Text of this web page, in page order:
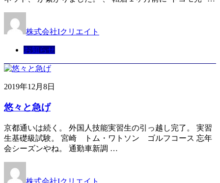
株式会社Iクリエイト
お知らせ
2019年12月8日
悠々と急げ
京都通いは続く。 外国人技能実習生の引っ越し完了。 実習
生基礎級試験。 宮崎 トム・ワトソン ゴルフコース 忘年
会シーズンやね。 通勤車新調 …